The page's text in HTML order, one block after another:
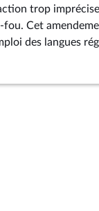
trop
fou. Cet
des langues